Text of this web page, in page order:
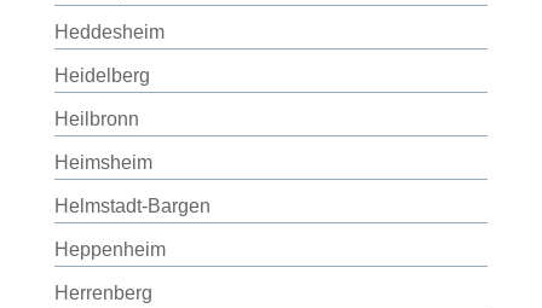
Heddesheim
Heidelberg
Heilbronn
Heimsheim
Helmstadt-Bargen
Heppenheim
Herrenberg